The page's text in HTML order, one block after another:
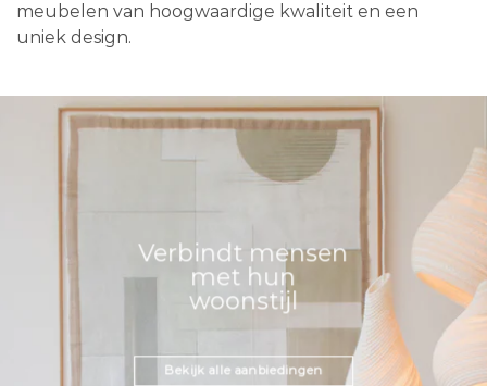
meubelen van hoogwaardige kwaliteit en een
uniek design.
Verbindt mensen
met hun
woonstijl
Bekijk alle aanbiedingen